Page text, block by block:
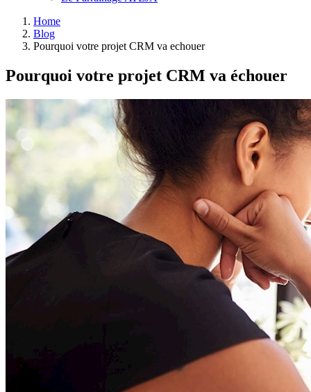
Home
Blog
Pourquoi votre projet CRM va echouer
Pourquoi votre projet CRM va échouer